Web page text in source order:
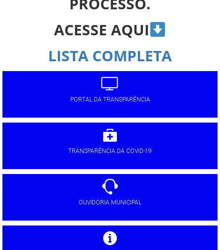
ACESSE AQUI
LISTA COMPLETA
PORTAL DA TRANSPARÊNCIA
TRANSPARÊNCIA DA COVID-19
OUVIDORIA MUNICIPAL